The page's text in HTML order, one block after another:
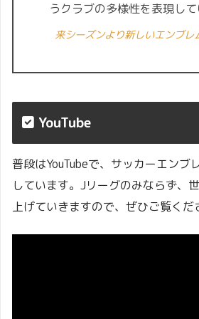
うクラブの多様性を表現して
来シーズンより新しいエンブレ
YouTube
普段はYouTubeで、サッカーエンブ
しています。Jリーグのみならず、
上げていきますので、ぜひご覧くだ